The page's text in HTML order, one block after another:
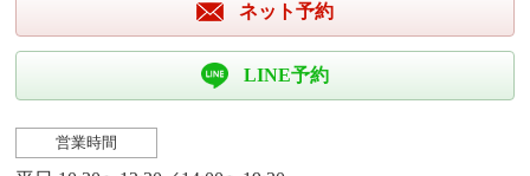
ネット予約
LINE予約
営業時間